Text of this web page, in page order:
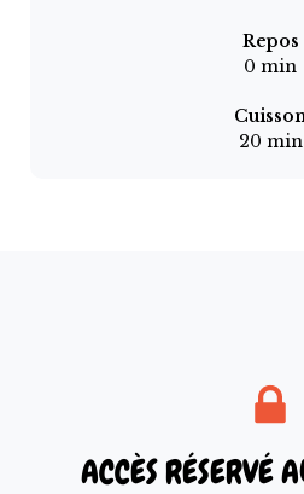
Repos
0 min
20 min
ACCÈS RÉSERVÉ